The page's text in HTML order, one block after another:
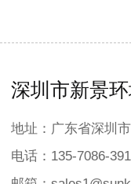
深圳市新景
地址：广东省深圳
电话：135-7086-